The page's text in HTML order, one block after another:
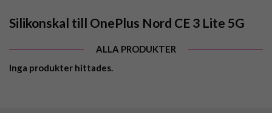
Silikonskal till OnePlus Nord CE 3 Lite 5G
ALLA PRODUKTER
Inga produkter hittades.